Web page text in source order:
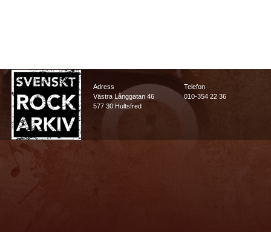
Adress
Västra Långgatan 46
577 30 Hultsfred
Telefon
010-354 22 36